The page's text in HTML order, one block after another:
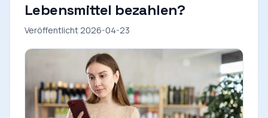
Lebensmittel bezahlen?
Veröffentlicht 2026-04-23